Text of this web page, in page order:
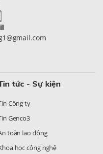
tức - Sự kiện
Công ty
Genco3
toàn lao động
học công nghệ